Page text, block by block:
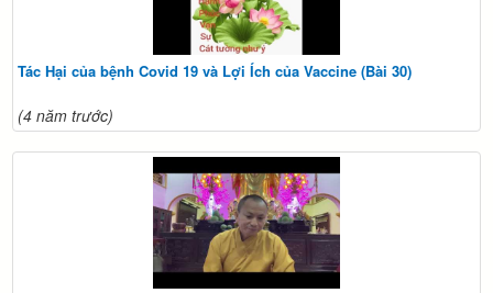
Tác Hại của bệnh Covid 19 và Lợi Ích của Vaccine (Bài 30)
(4 năm trước)